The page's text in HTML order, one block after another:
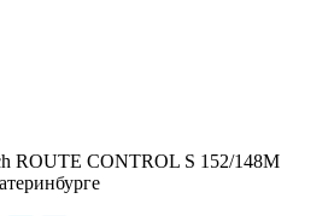
ROUTE CONTROL S 152/148M